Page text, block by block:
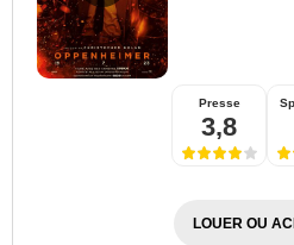
Presse
3,8
LOUER OU